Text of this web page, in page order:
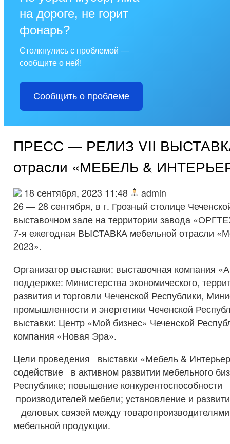
на дороге, не горит
фонарь?
Столкнулись с проблемой —
сообщите о ней!
Сообщить о проблеме
ПРЕСС — РЕЛИЗ VII
отрасли «МЕБЕЛЬ &
18 сентября, 2023 11:48
admin
26 — 28 сентября, в г. Грозный столице
выставочном зале на территории завода
7-я ежегодная ВЫСТАВКА мебельной отрасли
2023».
Организатор выставки: выставочная компания
поддержке: Министерства экономического,
развития и торговли Чеченской Республики,
промышленности и энергетики Чеченской
выставки: Центр «Мой бизнес» Чеченской
компания «Новая Эра».
Цели проведения выставки «Мебель &
содействие в активном развитии мебельного
Республике; повышение
производителей мебели; установление и
деловых связей между
мебельной продукции.